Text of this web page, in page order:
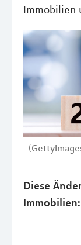
Immobilien
Diese
Immobilien: